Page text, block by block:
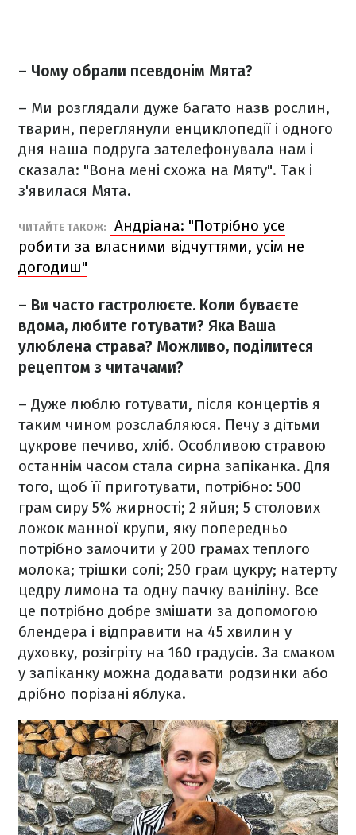
– Чому обрали псевдонім Мята?
– Ми розглядали дуже багато назв рослин,
тварин, переглянули енциклопедії і одного
дня наша подруга зателефонувала нам і
сказала: "Вона мені схожа на Мяту". Так і
з'явилася Мята.
ЧИТАЙТЕ ТАКОЖ:
Андріана: "Потрібно усе
робити за власними відчуттями, усім не
догодиш"
– Ви часто гастролюєте. Коли буваєте
вдома, любите готувати? Яка Ваша
улюблена страва? Можливо, поділитеся
рецептом з читачами?
– Дуже люблю готувати, після концертів я
таким чином розслабляюся. Печу з дітьми
цукрове печиво, хліб. Особливою стравою
останнім часом стала сирна запіканка. Для
того, щоб її приготувати, потрібно: 500
грам сиру 5% жирності; 2 яйця; 5 столових
ложок манної крупи, яку попередньо
потрібно замочити у 200 грамах теплого
молока; трішки солі; 250 грам цукру; натерту
цедру лимона та одну пачку ваніліну. Все
це потрібно добре змішати за допомогою
блендера і відправити на 45 хвилин у
духовку, розігріту на 160 градусів. За смаком
у запіканку можна додавати родзинки або
дрібно порізані яблука.